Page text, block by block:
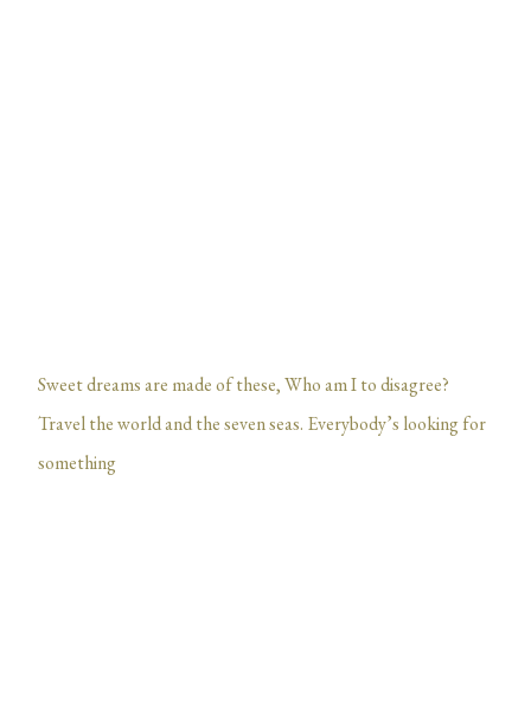
Sweet dreams are made of these, Who am I to disagree?
Travel the world and the seven seas. Everybody’s looking for
something